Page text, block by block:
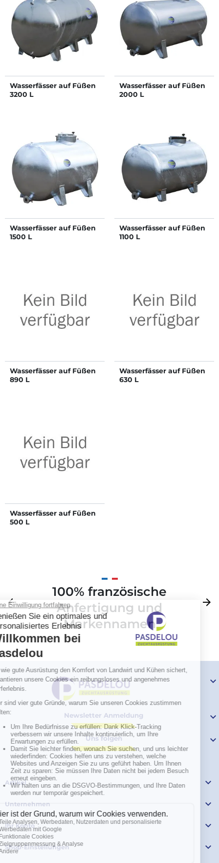
Wasserfässer auf Füßen
3200 L
Wasserfässer auf Füßen
2000 L
Wasserfässer auf Füßen
1500 L
Wasserfässer auf Füßen
1100 L
Wasserfässer auf Füßen
890 L
Wasserfässer auf Füßen
630 L
Wasserfässer auf Füßen
500 L
Zurück
arrow_back
100% französische
Anfertigung und
Markennamen
Weiter
arrow_forward

Newsletter Anmeldung 
Uns folgen 
Artikel 
Unternehmen 
Ihr Konto 
Shop-Einstellungen 